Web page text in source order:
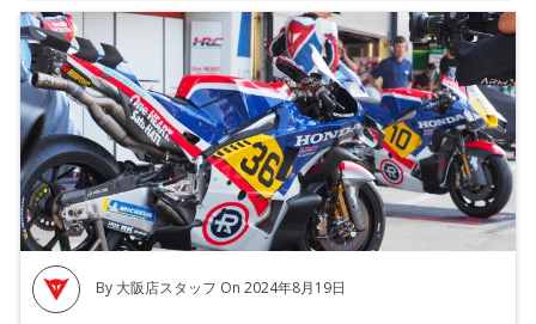
By 大阪店スタッフ On 2024年8月19日